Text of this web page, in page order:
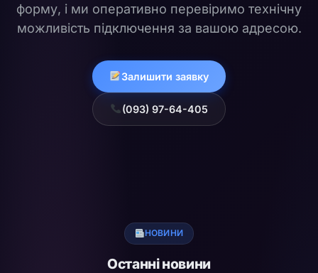
форму, і ми оперативно перевіримо технічну
можливість підключення за вашою адресою.
Залишити заявку
(093) 97-64-405
НОВИНИ
Останні новини